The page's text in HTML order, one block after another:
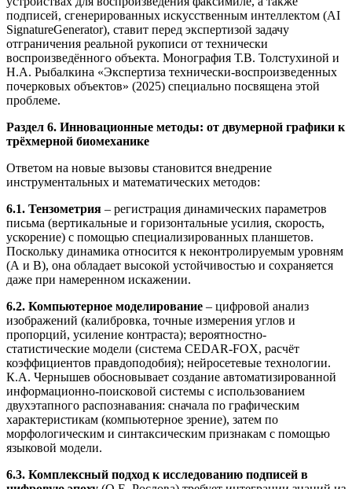
подписей, сгенерированных искусственным интеллектом (AI
SignatureGenerator), ставит перед экспертизой задачу
отграничения реальной рукописи от технически
воспроизведённого объекта. Монография Т.В. Толстухиной и
Н.А. Рыбалкина «Экспертиза технически-воспроизведенных
почерковых объектов» (2025) специально посвящена этой
проблеме.
Раздел 6. Инновационные методы: от двумерной графики к
трёхмерной биомеханике
Ответом на новые вызовы становится внедрение
инструментальных и математических методов:
6.1. Тензометрия – регистрация динамических параметров
письма (вертикальные и горизонтальные усилия, скорость,
ускорение) с помощью специализированных планшетов.
Поскольку динамика относится к неконтролируемым уровням
(А и В), она обладает высокой устойчивостью и сохраняется
даже при намеренном искажении.
6.2. Компьютерное моделирование – цифровой анализ
изображений (калибровка, точные измерения углов и
пропорций, усиление контраста); вероятностно-
статистические модели (система CEDAR-FOX, расчёт
коэффициентов правдоподобия); нейросетевые технологии.
К.А. Чернышев обосновывает создание автоматизированной
информационно-поисковой системы с использованием
двухэтапного распознавания: сначала по графическим
характеристикам (компьютерное зрение), затем по
морфологическим и синтаксическим признакам с помощью
языковой модели.
6.3. Комплексный подход к исследованию подписей в